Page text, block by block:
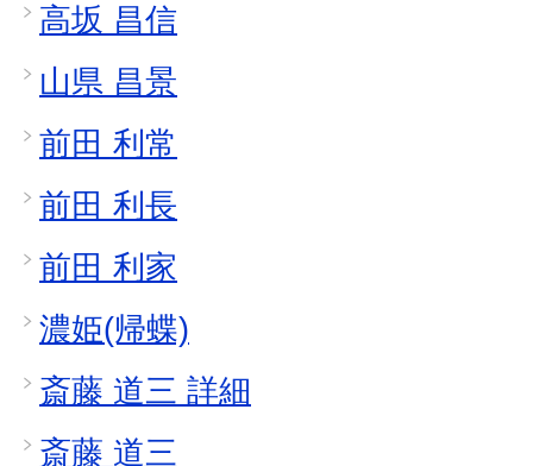
高坂 昌信
山県 昌景
前田 利常
前田 利長
前田 利家
濃姫(帰蝶)
斎藤 道三 詳細
斎藤 道三